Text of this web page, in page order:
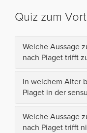
Quiz zum
Welche Aussage
nach Piaget trifft
In welchem Alter
Piaget in der
Welche Aussage
nach Piaget trifft